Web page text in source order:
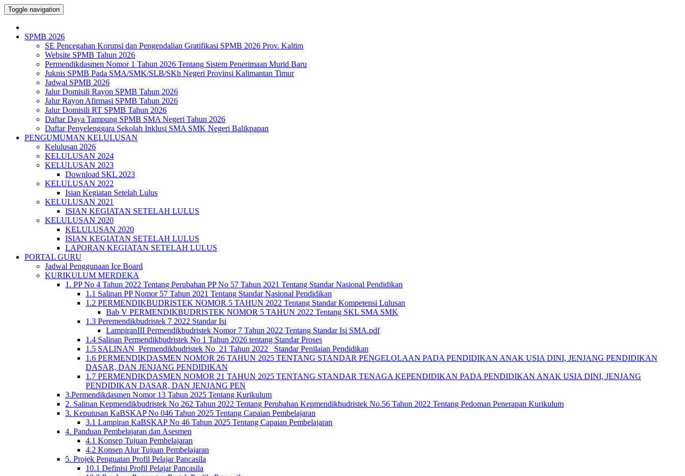
Toggle navigation
SPMB 2026
SE Pencegahan Korupsi dan Pengendalian Gratifikasi SPMB 2026 Prov. Kaltim
Website SPMB Tahun 2026
Permendikdasmen Nomor 1 Tahun 2026 Tentang Sistem Penerimaan Murid Baru
Juknis SPMB Pada SMA/SMK/SLB/SKh Negeri Provinsi Kalimantan Timur
Jadwal SPMB 2026
Jalur Domisili Rayon SPMB Tahun 2026
Jalur Rayon Afirmasi SPMB Tahun 2026
Jalur Domisili RT SPMB Tahun 2026
Daftar Daya Tampung SPMB SMA Negeri Tahun 2026
Daftar Penyelenggara Sekolah Inklusi SMA SMK Negeri Balikpapan
PENGUMUMAN KELULUSAN
Kelulusan 2026
KELULUSAN 2024
KELULUSAN 2023
Download SKL 2023
KELULUSAN 2022
Isian Kegiatan Setelah Lulus
KELULUSAN 2021
ISIAN KEGIATAN SETELAH LULUS
KELULUSAN 2020
KELULUSAN 2020
ISIAN KEGIATAN SETELAH LULUS
LAPORAN KEGIATAN SETELAH LULUS
PORTAL GURU
Jadwal Penggunaan Ice Board
KURIKULUM MERDEKA
1. PP No 4 Tahun 2022 Tentang Perubahan PP No 57 Tahun 2021 Tentang Standar Nasional Pendidikan
1.1 Salinan PP Nomor 57 Tahun 2021 Tentang Standar Nasional Pendidikan
1.2 PERMENDIKBUDRISTEK NOMOR 5 TAHUN 2022 Tentang Standar Kompetensi Lulusan
Bab V PERMENDIKBUDRISTEK NOMOR 5 TAHUN 2022 Tentang SKL SMA SMK
1.3 Peremendikbudristek 7 2022 Standar Isi
LampiranIII Permendikbudristek Nomor 7 Tahun 2022 Tentang Standar Isi SMA.pdf
1.4 Salinan Permendikbudristek No 1 Tahun 2026 tentang Standar Proses
1.5 SALINAN_Permendikbudristek No_21 Tahun 2022_ Standar Penilaian Pendidikan
1.6 PERMENDIKDASMEN NOMOR 26 TAHUN 2025 TENTANG STANDAR PENGELOLAAN PADA PENDIDIKAN ANAK USIA DINI, JENJANG PENDIDIKAN
DASAR, DAN JENJANG PENDIDIKAN
1.7 PERMENDIKDASMEN NOMOR 21 TAHUN 2025 TENTANG STANDAR TENAGA KEPENDIDIKAN PADA PENDIDIKAN ANAK USIA DINI, JENJANG
PENDIDIKAN DASAR, DAN JENJANG PEN
3.Permendikdasmen Nomor 13 Tahun 2025 Tentang Kurikulum
2. Salinan Kepmendikbudristek No 262 Tahun 2022 Tentang Perubahan Kepmendikbudristek No.56 Tahun 2022 Tentang Pedoman Penerapan Kurikulum
3. Keputusan KaBSKAP No 046 Tahun 2025 Tentang Capaian Pembelajaran
3.1 Lampiran KaBSKAP No 46 Tahun 2025 Tentang Capaian Pembelajaran
4. Panduan Pembelajaran dan Asesmen
4.1 Konsep Tujuan Pembelajaran
4.2 Konsep Alur Tujuan Pembelajaran
5. Projek Penguatan Profil Pelajar Pancasila
10.1 Definisi Profil Pelajar Pancasila